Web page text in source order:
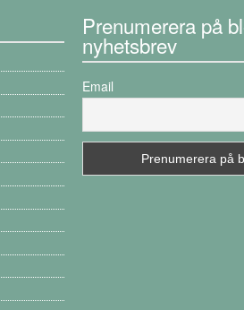
Prenumerera på
nyhetsbrev
Email